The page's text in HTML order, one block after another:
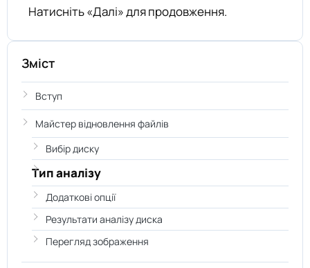
Натисніть «Далі» для продовження.
Зміст
Вступ
Майстер відновлення файлів
Вибір диску
Тип аналізу
Додаткові опції
Результати аналізу диска
Перегляд зображення